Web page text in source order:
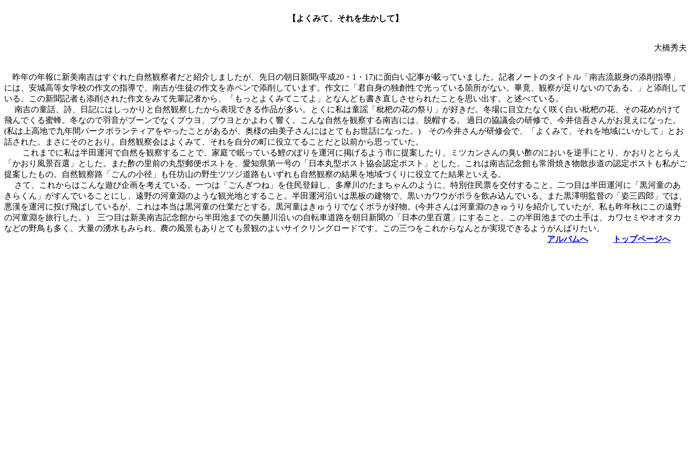
【よくみて、それを生かして】
大橋秀夫
昨年の年報に新美南吉はすぐれた自然観察者だと紹介しましたが、先日の朝日新聞(平成20・1・17)に面白い記事が載っていました。記者ノートのタイトル「南吉流親身の添削指導」
には、安城高等女学校の作文の指導で、南吉が生徒の作文を赤ペンで添削しています。作文に「君自身の独創性で光っている箇所がない。畢竟、観察が足りないのである。」と添削して
いる。この新聞記者も添削された作文をみて先輩記者から、「もっとよくみてこてよ」となんども書き直しさせられたことを思い出す。と述べている。
南吉の童話、詩、日記にはしっかりと自然観察したから表現できる作品が多い。とくに私は童謡「枇杷の花の祭り」が好きだ。冬場に目立たなく咲く白い枇杷の花、その花めがけて
飛んでくる蜜蜂。冬なので羽音がブーンでなくブウヨ、ブウヨとかよわく響く。こんな自然を観察する南吉には、脱帽する。 過日の協議会の研修で、今井信吾さんがお見えになった。
(私は上高地で九年間パークボランティアをやったことがあるが、奥様の由美子さんにはとてもお世話になった。) その今井さんが研修会で、「よくみて、それを地域にいかして」とお
話された。まさにそのとおり。自然観察会はよくみて、それを自分の町に役立てることだと以前から思っていた。
これまでに私は半田運河で自然を観察することで、家庭で眠っている鯉のぼりを運河に掲げるよう市に提案したり、ミツカンさんの臭い酢のにおいを逆手にとり、かおりととらえ
「かおり風景百選」とした。また酢の里前の丸型郵便ポストを、愛知県第一号の「日本丸型ポスト協会認定ポスト」とした。これは南吉記念館も常滑焼き物散歩道の認定ポストも私がご
提案したもの。自然観察路「ごんの小径」も任坊山の野生ツツジ道路もいずれも自然観察の結果を地域づくりに役立てた結果といえる。
さて、これからはこんな遊び企画を考えている。一つは「ごんぎつね」を住民登録し、多摩川のたまちゃんのように、特別住民票を交付すること。二つ目は半田運河に「黒河童のあ
きらくん」がすんでいることにし、遠野の河童淵のような観光地とすること。半田運河沿いは黒板の建物で、黒いカワウがボラを飲み込んでいる。また黒澤明監督の「姿三四郎」では、
悪漢を運河に投げ飛ばしているが、これは本当は黒河童の仕業だとする。黒河童はきゅうりでなくボラが好物。(今井さんは河童淵のきゅうりを紹介していたが、私も昨年秋にこの遠野
の河童淵を旅行した。) 三つ目は新美南吉記念館から半田池までの矢勝川沿いの自転車道路を朝日新聞の「日本の里百選」にすること。この半田池までの土手は、カワセミやオオタカ
などの野鳥も多く、大量の湧水もみられ、農の風景もありとても景観のよいサイクリングロードです。この三つをこれからなんとか実現できるようがんばりたい。
アルバムへ
トップページへ